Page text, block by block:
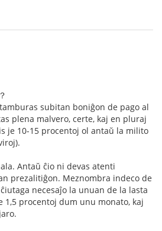
subitan boniĝon de pago al
plena malvero, certe, kaj en pluraj
je 10-15 procentoj ol antaŭ la milito
Antaŭ ĉio ni devas atenti
prezalitiĝon. Meznombra indeco de
necesaĵo la unuan de la lasta
1,5 procentoj dum unu monato, kaj